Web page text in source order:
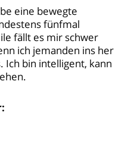
eine bewegte
fünfmal
fällt es mir schwer
ich jemanden ins her
Ich bin intelligent, kann